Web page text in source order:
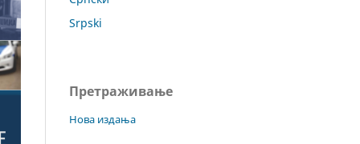
Srpski
Претраживање
Нова издања